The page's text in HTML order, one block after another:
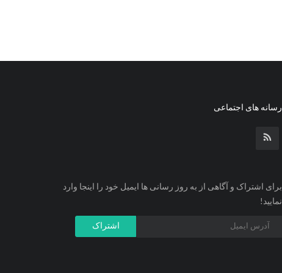
رسانه های اجتماعی
برای اشتراک و آگاهی از به روز رسانی ها ایمیل خود را اینجا وارد
نمایید!
اشتراک